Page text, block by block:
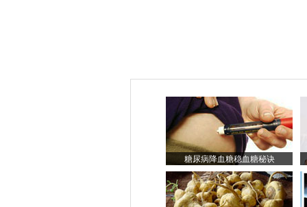
糖尿病降血糖稳血糖秘诀